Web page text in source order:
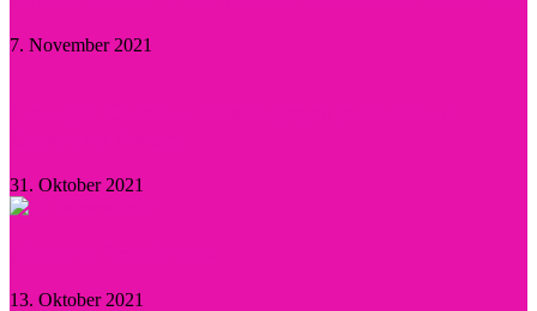
7. November 2021
31. Oktober 2021
13. Oktober 2021